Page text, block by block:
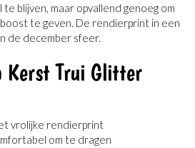
blijven, maar opvallend genoeg om
te geven. De rendierprint in een
de december sfeer.
Kerst Trui Glitter
vrolijke rendierprint
om te dragen